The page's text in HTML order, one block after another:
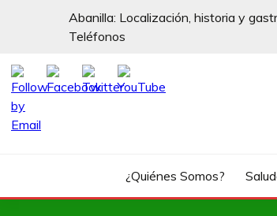
Abanilla: Localización, historia y
Teléfonos
¿Quiénes Somos?